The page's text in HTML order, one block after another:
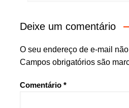
Deixe um comentário
O seu endereço de e-mail
Campos obrigatórios são
Comentário *